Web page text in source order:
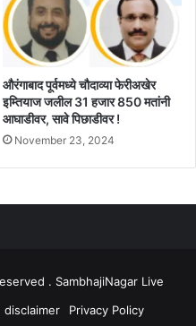
औरंगाबाद पूर्वमध्ये चौदाव्या फेरीअखेर
इम्तियाज जलील 31 हजार 850 मतांनी
आघाडीवर, सावे पिछाडीवर !
November 23, 2024
. SambhajiNagar Live
disclaimer Privacy Policy